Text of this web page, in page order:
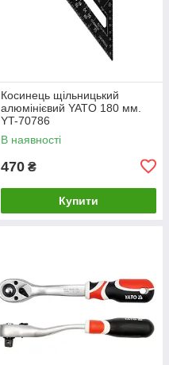
Косинець щільницький
алюмінієвий YATO 180 мм.
YT-70786
В наявності
470 ₴
Купити